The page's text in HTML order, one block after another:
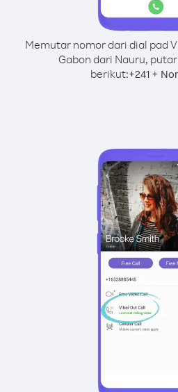
Memutar nomor dari dial pad
Gabon dari Nauru,
berikut:+241+